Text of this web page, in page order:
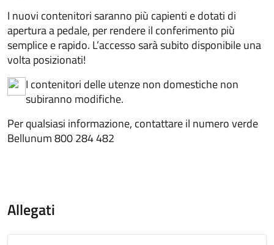
I nuovi contenitori saranno più capienti e dotati di
apertura a pedale, per rendere il conferimento più
semplice e rapido. L’accesso sarà subito disponibile una
volta posizionati!
I contenitori delle utenze non domestiche non
subiranno modifiche.
Per qualsiasi informazione, contattare il numero verde
Bellunum 800 284 482
Allegati